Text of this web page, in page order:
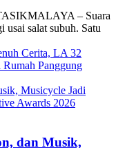
– Suara
usai salat subuh. Satu
Cerita, LA 32
Panggung
Musicycle Jadi
Awards 2026
dan Musik,